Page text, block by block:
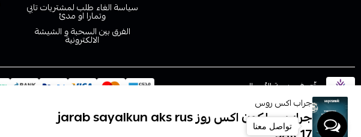
جراب اكس روس
جراب سيلكون اكس روز jarab sayalkun aks rus
سياسة الغاء طلب لمشتريات تابي
وتمارا او مدئ
الفرق بين السحبة و الشيشة
الالكترونية
موثّق في منصة الأعمال
تواصل معنا